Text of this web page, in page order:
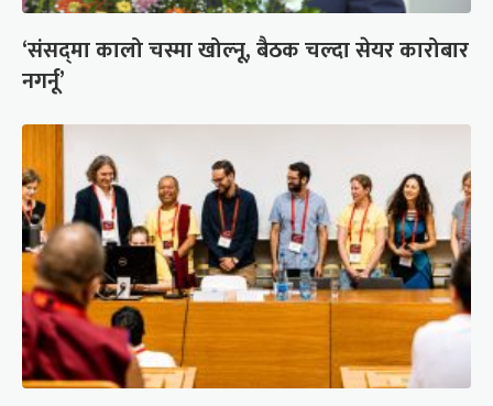
‘संसद्‍मा कालो चस्मा खोल्नू, बैठक चल्दा सेयर कारोबार
नगर्नू’